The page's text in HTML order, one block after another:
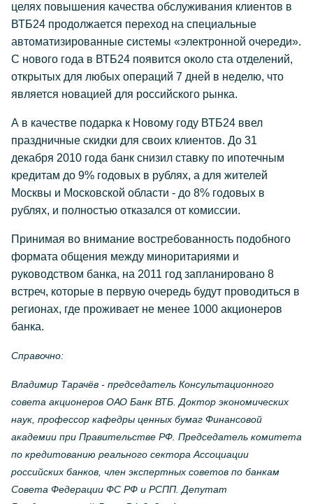
целях повышения качества обслуживания клиентов в
ВТБ24 продолжается переход на специальные
автоматизированные системы «электронной очереди».
С нового года в ВТБ24 появится около ста отделений,
открытых для любых операций 7 дней в неделю, что
является новацией для российского рынка.
А в качестве подарка к Новому году ВТБ24 ввел
праздничные скидки для своих клиентов. До 31
декабря 2010 года банк снизил ставку по ипотечным
кредитам до 9% годовых в рублях, а для жителей
Москвы и Московской области - до 8% годовых в
рублях, и полностью отказался от комиссии.
Принимая во внимание востребованность подобного
формата общения между миноритариями и
руководством банка, на 2011 год запланировано 8
встреч, которые в первую очередь будут проводиться в
регионах, где проживает не менее 1000 акционеров
банка.
Справочно:
Владимир Тарачёв - председатель Консультационного
совета акционеров ОАО Банк ВТБ. Доктор экономических
наук, профессор кафедры ценных бумаг Финансовой
академии при Правительстве РФ. Председатель комитета
по кредитованию реального сектора Ассоциации
российских банков, член экспертных советов по банкам
Совета Федерации ФС РФ и РСПП. Депутат